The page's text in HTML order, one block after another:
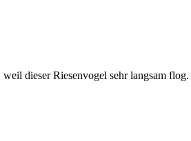
dieser Riesenvogel sehr langsam